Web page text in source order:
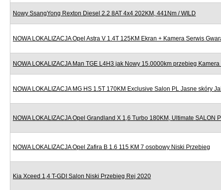
Nowy SsangYong Rexton Diesel 2.2 8AT 4x4 202KM, 441Nm / WILD
NOWA LOKALIZACJA Opel Astra V 1.4T 125KM Ekran + Kamera Serwis
NOWA LOKALIZACJA Man TGE L4H3 jak Nowy 15.0000km przebieg Kamera
NOWA LOKALIZACJA MG HS 1.5T 170KM Exclusive Salon PL Jasne skóry
NOWA LOKALIZACJA Opel Grandland X 1,6 Turbo 180KM, Ultimate SALON
NOWA LOKALIZACJA Opel Zafira B 1.6 115 KM 7 osobowy Niski Przebieg
Kia Xceed 1,4 T-GDI Salon Niski Przebieg Rej 2020